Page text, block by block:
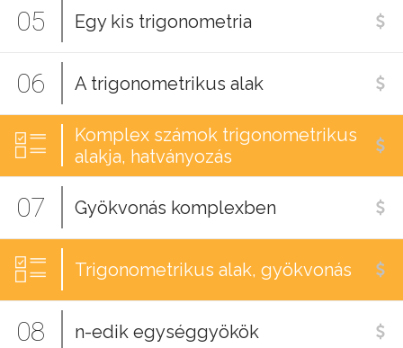
05 Egy kis trigonometria
06 A trigonometrikus alak
Komplex számok trigonometrikus
alakja, hatványozás
07 Gyökvonás komplexben
Trigonometrikus alak, gyökvonás
08 n-edik egységgyökök